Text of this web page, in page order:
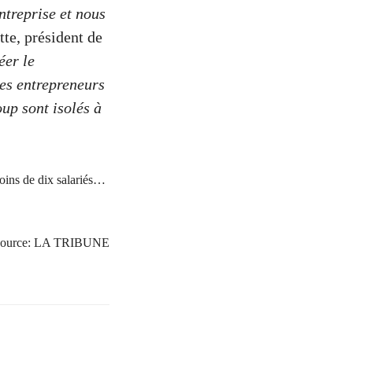
et nous
président de
le
entrepreneurs
sont isolés à
de dix salariés…
LA TRIBUNE